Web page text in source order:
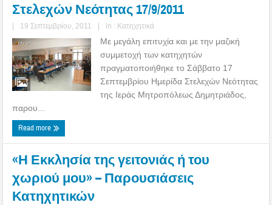
Στελεχών Νεότητας 17/9/2011
| 19 Σεπτεμβρίου, 2011 | in : Κατηχητικά
Με μεγάλη επιτυχία και με την μαζική
συμμετοχή των κατηχητών
πραγματοποιήθηκε το Σάββατο 17
Σεπτεμβρίου Ημερίδα Στελεχών Νεότητας
της Ιεράς Μητροπόλεως Δημητριάδος,
παρου...
Read more
«Η Εκκλησία της γειτονιάς ή του
χωριού μου» – Παρουσιάσεις
Κατηχητικών